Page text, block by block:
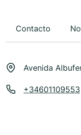
Contacto
Avenida
+34601109553